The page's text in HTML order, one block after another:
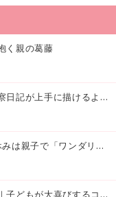
く親の葛藤
【絵が苦手でも大丈夫】朝顔の観察日記が上手に描けるようになる方法｜イラスト付き
【抽選で3名様にプレゼント】夏休みは親子で「ワンダリア横浜」へ！涼しく学んで遊べる話題の没入型施設をご紹介
【おうち縁日】千本引きの作り方｜子どもが大喜びするコツやアイデア♪